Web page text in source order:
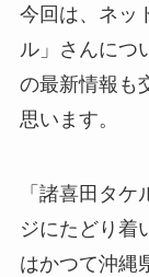
今回は、ネッ
ル」さんにつ
の最新情報も
思います。
「諸喜田タ
ジにたどり着
はかつて沖縄